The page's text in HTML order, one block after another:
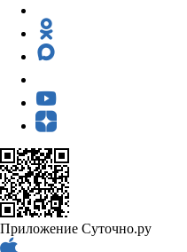
Приложение Суточно.ру